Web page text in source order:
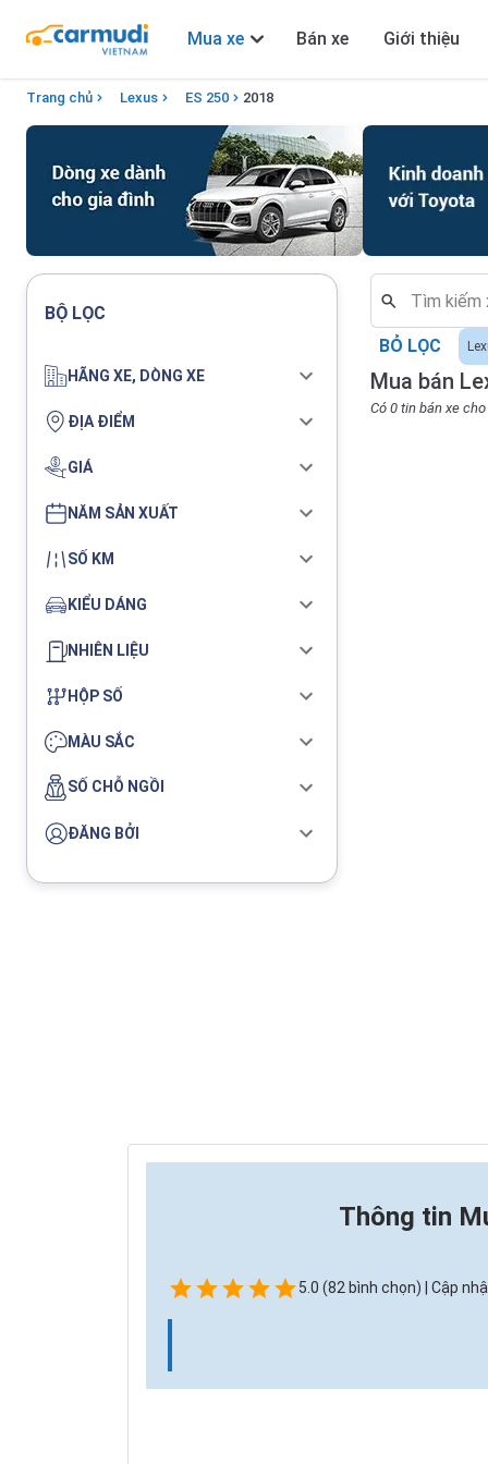
Mua xe Bán xe Giới thiệu
Trang chủ Lexus ES 250 2018
BỘ LỌC
HÃNG XE, DÒNG XE
ĐỊA ĐIỂM
GIÁ
NĂM SẢN XUẤT
SỐ KM
KIỂU DÁNG
NHIÊN LIỆU
HỘP SỐ
MÀU SẮC
SỐ CHỖ NGỒI
ĐĂNG BỞI
Mua bán
Có 0 tin bán xe
BỎ LỌC
Thông tin
5.0 (82 bình chọn) | Cập